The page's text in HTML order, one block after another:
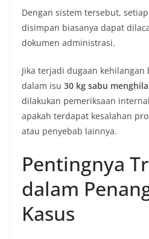
Dengan sistem tersebut,
disimpan biasanya dapat
dokumen administrasi.
Jika terjadi dugaan
dalam isu 30 kg sabu
dilakukan pemeriksaan
apakah terdapat kesalahan
atau penyebab lainnya.
Pentingnya
dalam
Kasus